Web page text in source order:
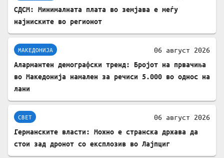
СДСМ: Минималната плата во земјава е меѓу
најниските во регионот
МАКЕДОНИЈА 06 август 2026
Алармантен демографски тренд: Бројот на првачиња
во Македонија намален за речиси 5.000 во однос на
лани
СВЕТ 06 август 2026
Германските власти: Можно е странска држава да
стои зад дронот со експлозив во Лајпциг